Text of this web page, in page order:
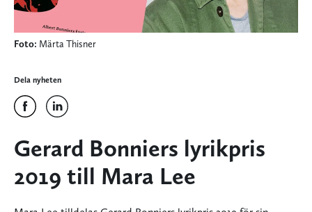
Foto: Märta Thisner
Dela nyheten
Gerard Bonniers lyrikpris
2019 till Mara Lee